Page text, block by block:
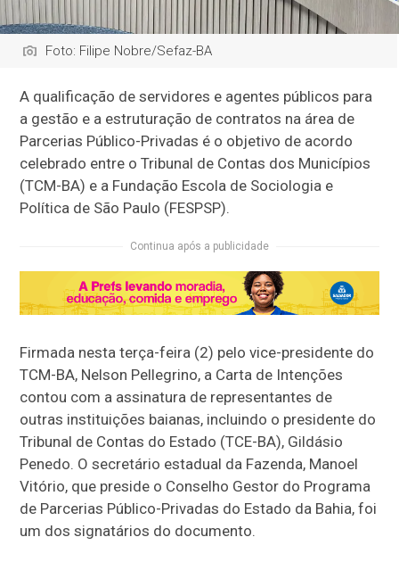
Foto: Filipe Nobre/Sefaz-BA
A qualificação de servidores e agentes públicos para
a gestão e a estruturação de contratos na área de
Parcerias Público-Privadas é o objetivo de acordo
celebrado entre o Tribunal de Contas dos Municípios
(TCM-BA) e a Fundação Escola de Sociologia e
Política de São Paulo (FESPSP).
Continua após a publicidade
Firmada nesta terça-feira (2) pelo vice-presidente do
TCM-BA, Nelson Pellegrino, a Carta de Intenções
contou com a assinatura de representantes de
outras instituições baianas, incluindo o presidente do
Tribunal de Contas do Estado (TCE-BA), Gildásio
Penedo. O secretário estadual da Fazenda, Manoel
Vitório, que preside o Conselho Gestor do Programa
de Parcerias Público-Privadas do Estado da Bahia, foi
um dos signatários do documento.